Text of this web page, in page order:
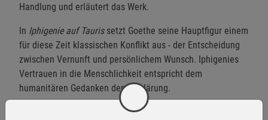
Handlung und erläutert das Werk.
In Iphigenie auf Taurissetzt Goethe seine Hauptfigur einem
für diese Zeit klassischen Konflikt aus - der Entscheidung
zwischen Vernunft und persönlichem Wunsch. Iphigenies
Vertrauen in die Menschlichkeit entspricht dem
humanitären Gedanken der Aufklärung.
Die Griechin Iphigenie wurde einst von der Göttin Diana vor